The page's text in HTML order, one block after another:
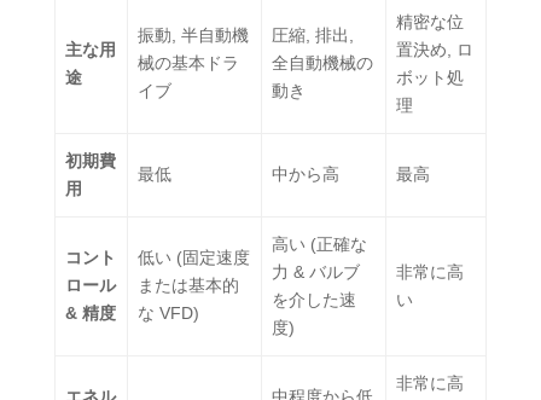
主な用
途
振動, 半自動機
械の基本ドラ
イブ
圧縮, 排出,
全自動機械の
動き
精密な位
置決め, ロ
ボット処
理
初期費
用
最低 中から高 最高
コント
ロール
& 精度
低い (固定速度
または基本的
な VFD)
高い (正確な
力 & バルブ
を介した速
度)
非常に高
い
非常に高